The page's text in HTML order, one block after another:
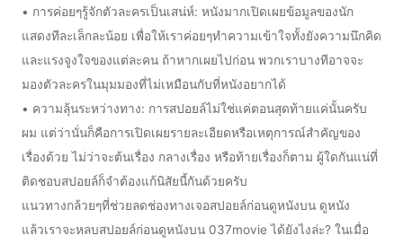
• การค่อยๆรู้จักตัวละครเป็นเสน่ห์: หนังมากเปิดเผยข้อมูลของนัก
แสดงทีละเล็กละน้อย เพื่อให้เราค่อยๆทำความเข้าใจทั้งยังความนึกคิด
และแรงจูงใจของแต่ละคน ถ้าหากเผยไปก่อน พวกเราบางทีอาจจะ
มองตัวละครในมุมมองที่ไม่เหมือนกับที่หนังอยากได้
• ความลุ้นระหว่างทาง: การสปอยล์ไม่ใช่แค่ตอนสุดท้ายแค่นั้นครับ
ผม แต่ว่านั่นก็คือการเปิดเผยรายละเอียดหรือเหตุการณ์สำคัญของ
เรื่องด้วย ไม่ว่าจะต้นเรื่อง กลางเรื่อง หรือท้ายเรื่องก็ตาม ผู้ใดกันแน่ที่
ติดชอบสปอยล์ก็จำต้องแก้นิสัยนี้กันด้วยครับ
แนวทางกล้วยๆที่ช่วยลดช่องทางเจอสปอยล์ก่อนดูหนังบน ดูหนัง
แล้วเราจะหลบสปอยล์ก่อนดูหนังบน 037movie ได้ยังไงล่ะ? ในเมื่อ